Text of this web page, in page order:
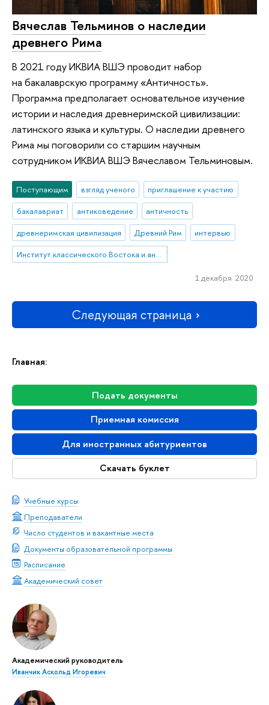
Главная:
Подать документы
Приемная комиссия
Для иностранных абитуриентов
Скачать буклет
Учебные курсы
Преподаватели
Число студентов и вакантные места
Документы образовательной программы
Расписание
Академический совет
Академический руководитель
Иванчик Аскольд Игоревич
Вячеслав Тельминов о наследии
древнего Рима
В 2021 году ИКВИА ВШЭ проводит набор
на бакалаврскую программу «Античность».
Программа предполагает основательное изучение
истории и наследия древнеримской цивилизации:
латинского языка и культуры. О наследии древнего
Рима мы поговорили со старшим научным
сотрудником ИКВИА ВШЭ Вячеславом Тельминовым.
Поступающим взгляд ученого
приглашение к участию
бакалавриат
антиковедение
античность
древнеримская цивилизация
Древний Рим
интервью
Институт классического Востока и античности
1 декабря 2020
Следующая страница